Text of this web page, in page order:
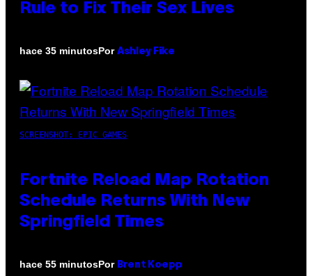
Rule to Fix Their Sex Lives
hace 35 minutosPor Ashley Fike
SCREENSHOT: EPIC GAMES
Fortnite Reload Map Rotation
Schedule Returns With New
Springfield Times
hace 55 minutosPor Brent Koepp